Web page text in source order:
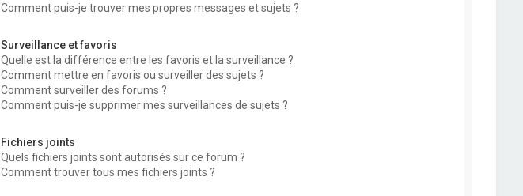
Comment puis-je trouver mes propres messages et sujets ?
Surveillance et favoris
Quelle est la différence entre les favoris et la surveillance ?
Comment mettre en favoris ou surveiller des sujets ?
Comment surveiller des forums ?
Comment puis-je supprimer mes surveillances de sujets ?
Fichiers joints
Quels fichiers joints sont autorisés sur ce forum ?
Comment trouver tous mes fichiers joints ?